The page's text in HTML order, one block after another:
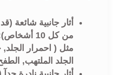
من كل 10
مثل ( احمرار
الجلد الملتهب,